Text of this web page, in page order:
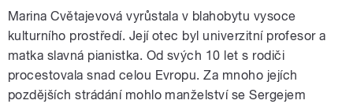
Marina Cvětajevová vyrůstala v blahobytu vysoce
kulturního prostředí. Její otec byl univerzitní profesor a
matka slavná pianistka. Od svých 10 let s rodiči
procestovala snad celou Evropu. Za mnoho jejích
pozdějších strádání mohlo manželství se Sergejem